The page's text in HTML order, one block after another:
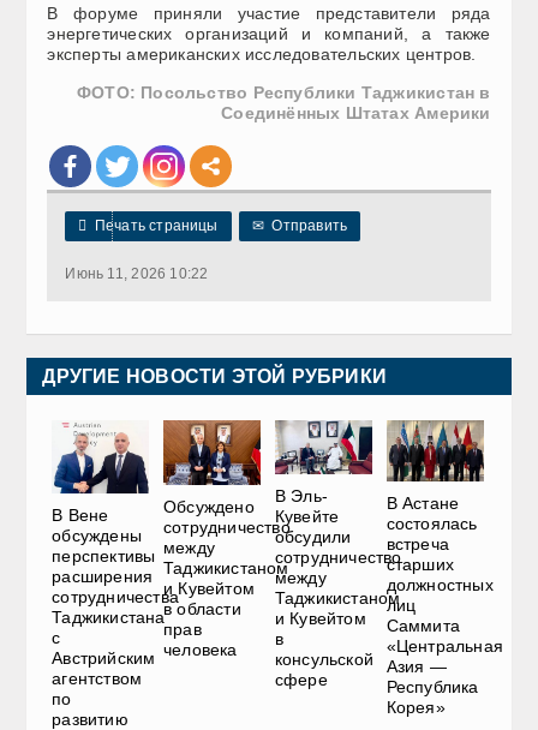
В форуме приняли участие представители ряда
энергетических организаций и компаний, а также
эксперты американских исследовательских центров.
ФОТО: Посольство Республики Таджикистан в
Соединённых Штатах Америки
 Печать страницы ✉ Отправить
Июнь 11, 2026 10:22
ДРУГИЕ НОВОСТИ ЭТОЙ РУБРИКИ
В Вене
обсуждены
перспективы
расширения
сотрудничества
Таджикистана
с
Австрийским
агентством
по
развитию
Обсуждено
сотрудничество
между
Таджикистаном
и Кувейтом
в области
прав
человека
В Эль-
Кувейте
обсудили
сотрудничество
между
Таджикистаном
и Кувейтом
в
консульской
сфере
В Астане
состоялась
встреча
старших
должностных
лиц
Саммита
«Центральная
Азия —
Республика
Корея»